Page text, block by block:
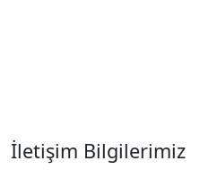
İletişim Bilgilerimiz